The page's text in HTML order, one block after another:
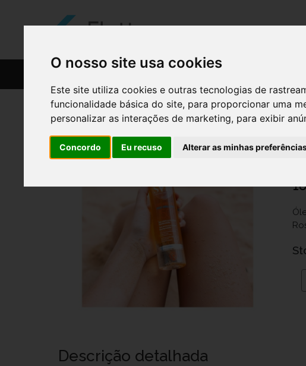
O nosso site usa cookies
Este site utiliza cookies e outras tecnologias de
funcionalidade básica do site, para proporcionar uma
personalizar as interações de marketing, para exibir
Concordo Eu recuso Alterar as minhas
Descrição detalhada